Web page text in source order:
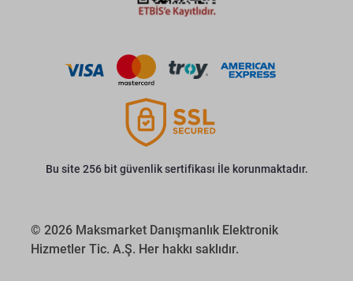
Bu site 256 bit güvenlik sertifikası İle korunmaktadır.
© 2026 Maksmarket Danışmanlık Elektronik
Hizmetler Tic. A.Ş. Her hakkı saklıdır.